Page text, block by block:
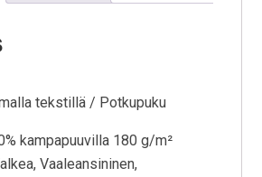
tekstillä / Potkupuku
kampapuuvilla 180 g/m²
Vaaleansininen,